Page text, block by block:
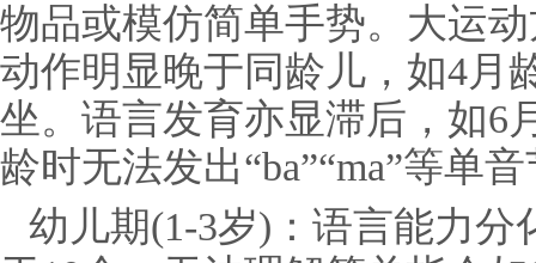
物品或模仿简单手势。大运
动作明显晚于同龄儿，如4月
坐。语言发育亦显滞后，如6
龄时无法发出“ba”“ma”等单
幼儿期(1-3岁)：语言能力